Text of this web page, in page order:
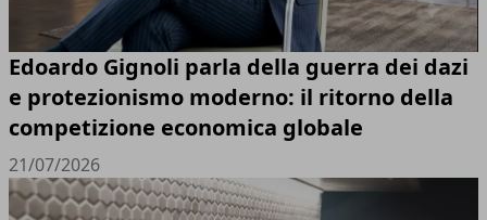
Edoardo Gignoli parla della guerra dei dazi
e protezionismo moderno: il ritorno della
competizione economica globale
21/07/2026